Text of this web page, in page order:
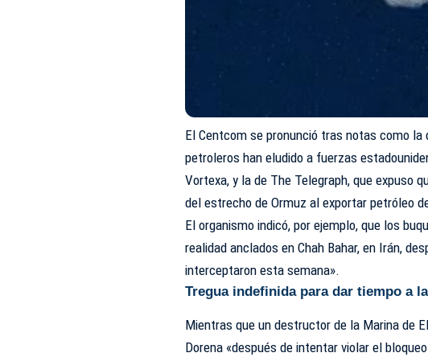
El Centcom se pronunció tras notas como
petroleros han eludido a fuerzas
Vortexa, y la de The Telegraph, que expuso
del estrecho de Ormuz al exportar petróleo
El organismo indicó, por ejemplo, que los
realidad anclados en Chah Bahar, en Irán,
interceptaron esta semana».
Tregua indefinida para dar tiempo a
Mientras que un destructor de la Marina de
Dorena «después de intentar violar el